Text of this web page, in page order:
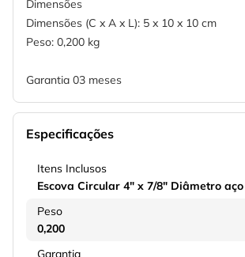
Dimensões
Dimensões (C x A x L): 5 x 10 x 10 cm
Peso: 0,200 kg
Garantia 03 meses
Especificações
Itens Inclusos
Escova Circular 4" x 7/8" Diâmetro
Peso
0,200
Garantia